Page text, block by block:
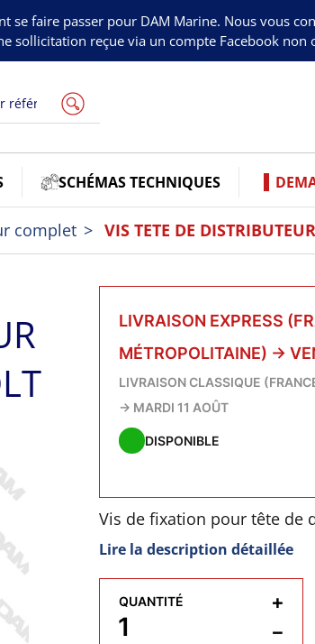
se faire passer pour DAM Marine. Nous vous
sollicitation reçue via un compte Facebook non
SCHÉMAS TECHNIQUES
complet VIS TETE DE
LIVRAISON EXPRESS
MÉTROPOLITAINE) →
LIVRAISON CLASSIQUE
→ MARDI 11 AOÛT
DISPONIBLE
Vis de fixation pour tête de
4 pcs nécessaires.
Lire la description détaillée
QUANTITÉ
−
+